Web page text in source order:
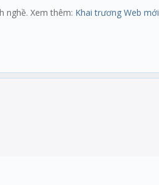
nghề. Xem thêm: Khai trương Web mới